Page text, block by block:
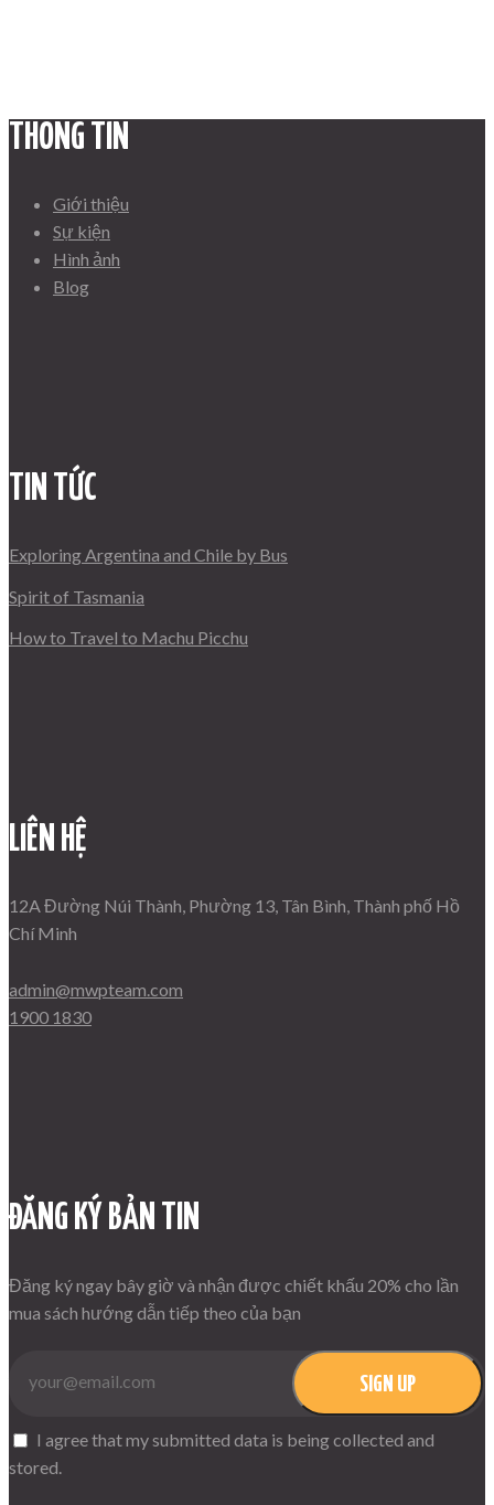
THÔNG TIN
Giới thiệu
Sự kiện
Hình ảnh
Blog
TIN TỨC
Exploring Argentina and Chile by Bus
Spirit of Tasmania
How to Travel to Machu Picchu
LIÊN HỆ
12A Đường Núi Thành, Phường 13, Tân Bình, Thành phố Hồ
Chí Minh
admin@mwpteam.com
1900 1830
ĐĂNG KÝ BẢN TIN
Đăng ký ngay bây giờ và nhận được chiết khấu 20% cho lần
mua sách hướng dẫn tiếp theo của bạn
SIGN UP
I agree that my submitted data is being collected and
stored.